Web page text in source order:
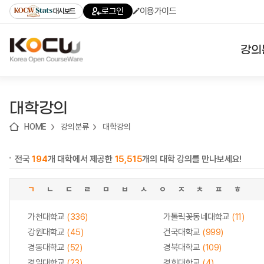
기
기
기
content)
가
대시보드 로그인 이용가이드
강
대학강의
HOME 강의분류 대학강의
전국194개 대학에서 제공한 15,515개의 대학 강의를 만나보세요!
ㄱ ㄴ ㄷ ㄹ ㅁ ㅂ ㅅ ㅇ ㅈ ㅊ ㅍ ㅎ
가천대학교 (336) 가톨릭꽃동네대학교 (11)
강원대학교 (45) 건국대학교 (999)
경동대학교 (52) 경북대학교 (109)